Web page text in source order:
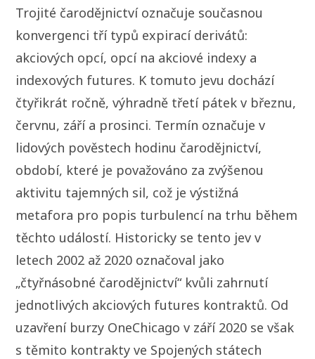
Trojité čarodějnictví označuje současnou
konvergenci tří typů expirací derivátů:
akciových opcí, opcí na akciové indexy a
indexových futures. K tomuto jevu dochází
čtyřikrát ročně, výhradně třetí pátek v březnu,
červnu, září a prosinci. Termín označuje v
lidových pověstech hodinu čarodějnictví,
období, které je považováno za zvýšenou
aktivitu tajemných sil, což je výstižná
metafora pro popis turbulencí na trhu během
těchto událostí. Historicky se tento jev v
letech 2002 až 2020 označoval jako
„čtyřnásobné čarodějnictví“ kvůli zahrnutí
jednotlivých akciových futures kontraktů. Od
uzavření burzy OneChicago v září 2020 se však
s těmito kontrakty ve Spojených státech